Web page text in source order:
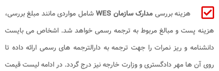
هزینه بررسی مدارک سازمان WES
شامل مواردی مانند مبلغ بررسی،
هزینه پست و مبالغ مربوط به ترجمه رسمی خواهد شد. اشخاص می بایست
دانشنامه و ریز نمرات را جهت ترجمه به دارالترجمه های رسمی ارائه داده تا
روی آن ها مهر دادگستری و وزارت خارجه نیز درج گردد. در ادامه لیست قیمت